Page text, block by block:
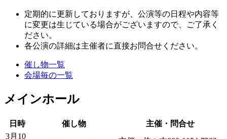
定期的に更新しておりますが、公演等の日程や内容等
に変更は生じている場合がございますので、ご了承く
ださい。
各公演の詳細は主催者に直接お問合せください。
催し物一覧
会場毎の一覧
メインホール
日時 催し物
主催・問合せ
3月10